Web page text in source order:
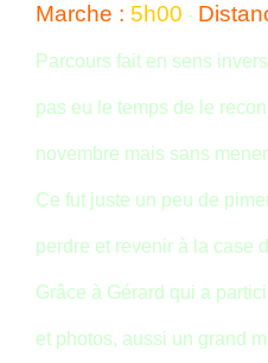
Marche : 5h00 -
Parcours fait en sens
pas eu le temps de le
novembre mais sans
Ce fut juste un peu de
perdre et revenir à la case
Grâce à Gérard qui a
et photos, aussi un grand